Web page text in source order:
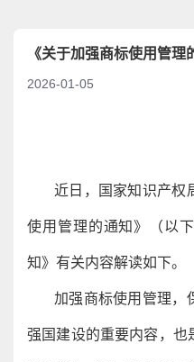
《关于加强商标使用管理
2026-01-05
近日，国家知识产权
使用管理的通知》（以
知》有关内容解读如下。
加强商标使用管理，
强国建设的重要内容，也